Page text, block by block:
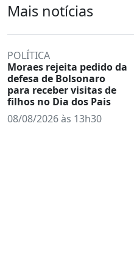
Mais notícias
POLÍTICA
Moraes rejeita pedido da
defesa de Bolsonaro
para receber visitas de
filhos no Dia dos Pais
08/08/2026 às 13h30